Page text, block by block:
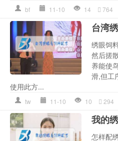
bf 11-10 14 764
台湾
绣眼饲
然后搓
养能使
滑,但工
使用此方...
tw 11-10 10 294
我的
怎样配